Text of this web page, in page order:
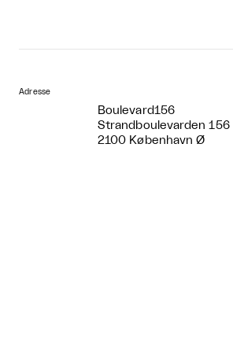
Adresse
Boulevard156
Strandboulevarden 156
2100 København Ø